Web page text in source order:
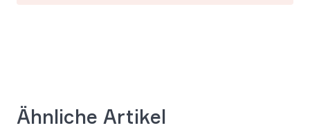
Ähnliche Artikel